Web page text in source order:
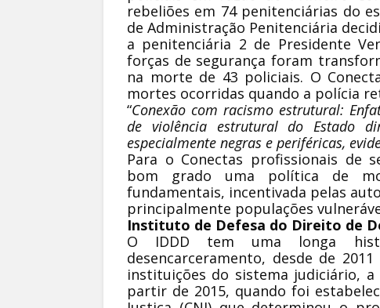
rebeliões em 74 penitenciárias do
de Administração Penitenciária
a penitenciária 2 de Presidente
forças de segurança foram
na morte de 43 policiais. O
mortes ocorridas quando a polícia
“Conexão com racismo estrutural:
de violência estrutural do Estado
especialmente negras e periféricas,
Para o Conectas profissionais de
bom grado uma política de
fundamentais, incentivada pelas
principalmente populações
Instituto de Defesa do Direito de
O IDDD tem uma longa
desencarceramento, desde de
instituições do sistema judiciário, a
partir de 2015, quando foi